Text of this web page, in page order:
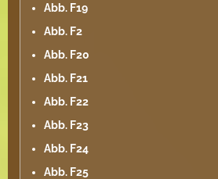
Abb. F19
Abb. F2
Abb. F20
Abb. F21
Abb. F22
Abb. F23
Abb. F24
Abb. F25